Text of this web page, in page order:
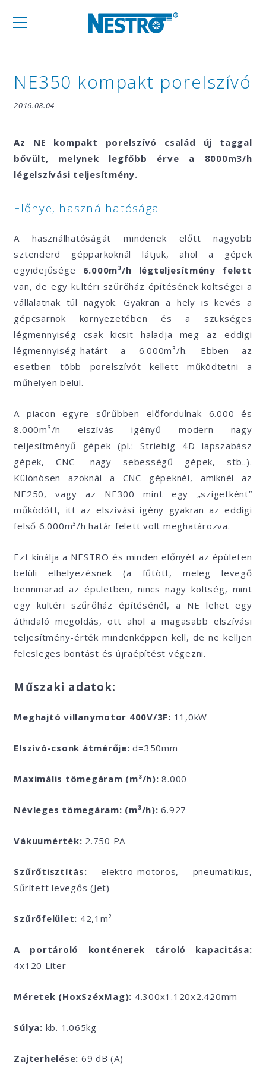
Mobil
NE350 kompakt porelszívó
2016.08.04
Az NE kompakt porelszívó család új taggal
bővült, melynek legfőbb érve a 8000m3/h
légelszívási teljesítmény.
Előnye, használhatósága:
A használhatóságát mindenek előtt nagyobb
sztenderd gépparkoknál látjuk, ahol a gépek
egyidejűsége 6.000m³/h légteljesítmény felett
van, de egy kültéri szűrőház építésének költségei a
vállalatnak túl nagyok. Gyakran a hely is kevés a
gépcsarnok környezetében és a szükséges
légmennyiség csak kicsit haladja meg az eddigi
légmennyiség-határt a 6.000m³/h. Ebben az
esetben több porelszívót kellett működtetni a
műhelyen belül.
A piacon egyre sűrűbben előfordulnak 6.000 és
8.000m³/h elszívás igényű modern nagy
teljesítményű gépek (pl.: Striebig 4D lapszabász
gépek, CNC- nagy sebességű gépek, stb..).
Különösen azoknál a CNC gépeknél, amiknél az
NE250, vagy az NE300 mint egy „szigetként”
működött, itt az elszívási igény gyakran az eddigi
felső 6.000m³/h határ felett volt meghatározva.
Ezt kínálja a NESTRO és minden előnyét az épületen
belüli elhelyezésnek (a fűtött, meleg levegő
bennmarad az épületben, nincs nagy költség, mint
egy kültéri szűrőház építésénél, a NE lehet egy
áthidaló megoldás, ott ahol a magasabb elszívási
teljesítmény-érték mindenképpen kell, de ne kelljen
felesleges bontást és újraépítést végezni.
Műszaki adatok:
Meghajtó villanymotor 400V/3F: 11,0kW
Elszívó-csonk átmérője: d=350mm
Maximális tömegáram (m³/h): 8.000
Névleges tömegáram: (m³/h): 6.927
Vákuumérték: 2.750 PA
Szűrőtisztítás: elektro-motoros, pneumatikus,
Sűrített levegős (Jet)
Szűrőfelület: 42,1m²
A portároló konténerek tároló kapacitása:
4x120 Liter
Méretek (HoxSzéxMag): 4.300x1.120x2.420mm
Súlya: kb. 1.065kg
Zajterhelése: 69 dB (A)